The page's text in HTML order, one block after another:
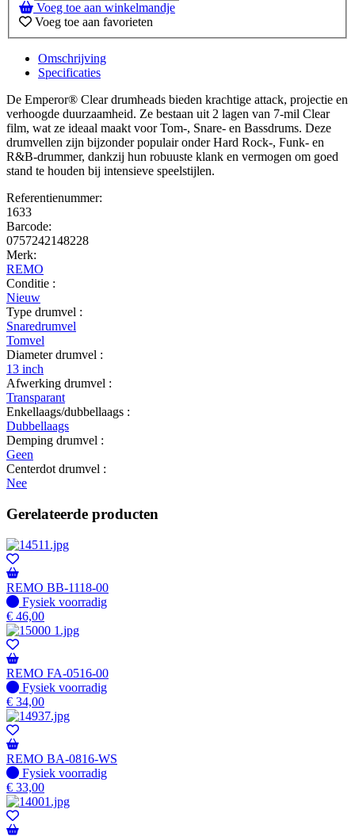
Voeg toe aan winkelmandje
Voeg toe aan favorieten
Omschrijving
Specificaties
De Emperor® Clear drumheads bieden krachtige attack, projectie en
verhoogde duurzaamheid. Ze bestaan uit 2 lagen van 7-mil Clear
film, wat ze ideaal maakt voor Tom-, Snare- en Bassdrums. Deze
drumvellen zijn bijzonder populair onder Hard Rock-, Funk- en
R&B-drummer, dankzij hun robuuste klank en vermogen om goed
stand te houden bij intensieve speelstijlen.
Referentienummer:
1633
Barcode:
0757242148228
Merk:
REMO
Conditie :
Nieuw
Type drumvel :
Snaredrumvel
Tomvel
Diameter drumvel :
13 inch
Afwerking drumvel :
Transparant
Enkellaags/dubbellaags :
Dubbellaags
Demping drumvel :
Geen
Centerdot drumvel :
Nee
Gerelateerde producten
REMO BB-1118-00
Fysiek voorradig
Fysiek voorradig
€ 46,00
REMO FA-0516-00
Fysiek voorradig
Fysiek voorradig
€ 34,00
REMO BA-0816-WS
Fysiek voorradig
Fysiek voorradig
€ 33,00